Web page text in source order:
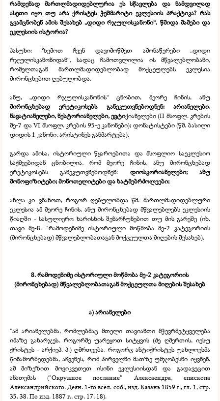
რამდენად მართლმადიდებლურია ეს სწავლება და ნამდვილად
ასეთი იყო თუ არა ქრისტეს ჭეშმარიტი ეკლესიის პრაქტიკა? რას
გვამცნობენ ამის შესახებ „დიდი რჯულისკანონი“, წმიდა მამები და
ეკლესიის ისტორია?
პასუხი: ზემოთ ჩვენ დავიმოწმეთ ამონაწერები „დიდი
რჯულისკანონიდან“, სადაც ჩამოთვლილია ის მწვალებლობანი,
რომელთაგან მართლმადიდებლობად მოქცეულებს ეკლესია
მირონცხებით ღებულობდა.
ანუ, „დიდი რჯულისკანონის“ ცნობით, მეორე ჩინის, ანუ
მირონცხებად ერეტიკოსებს განეკუთვნებოდნენ: არიანელები,
ნავატიანელები, ნესტორიანელები, ევტიქიანელები (II მსოფლ. კრების
მე-7 და VI მსოფლ. კრების 95-ე კანონები); დონატისტები (წმ. ბასილი
დიდის 1 კანონი. არისტინეს განმარტება).
გარდა ამისა, ისტორიული წყაროებითა და მსოფლიო საეკლესიო
საქმეებიდან ცნობილია, რომ მეორე ჩინის, ანუ მირონცხებად
ერეტიკოსებს განეკუთვნებოდნენ:
დიოსკორიანელები; ანუ
მონოფიზიტები; მონოთელიტები და ხატმებრძოლეები;
ახლა კი ვნახოთ, როგორ ღებულობდა წმ. მართლმადიდებლური
ეკლესია ამ მეორე ჩინის, ანუ მირონცხებად მწვალებლებს ეკლესიის
წიაღში - სასულიერო ხარისხის შენარჩუნებით თუ მის გარეშე (იხ.
თავი მე-8. "რამოდენიმე ისტორიული მოწმობა მე-2 კატეგორიის
(მირონცხებად) მწვალებლობათაგან მოქცეულთა მიღების შესახებ).
8. რამოდენიმე ისტორიული მოწმობა მე-2 კატეგორიის
(მირონცხებად) მწვალებლობათაგან მოქცეულთა მიღების შესახებ
ა) არიანელები
"ამ არიანელებმა, რომლებმაც მთელი თავიანთი მჭევრმეტყველება
იმაზე გახარჯეს, როგორმე უარეყოთ სიტყვის (ძე ღმერთის, იესუ
ქრისტეს - არქიეპ. პ.) ღმრთეება, როგორც ანტიქრისტეს უახლოესმა
წინამორბედებმა, აჩვენეს, რომ პირველნი მათზე უმჯობესნი იყვნენ.
ამ მიზეზით მოვიკვეთეთ ისინი ეკლესიისდან და გადავეცით
ანათემას ("Окружное послание" Алексаендра, епископа
Александрийского. Деян. 1-го всел. соб., изд. Казань 1859 г., гл. 1, стр.
35, 38. По изд. 1887 г., стр. 17, 18).